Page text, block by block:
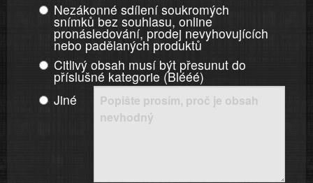
Nezákonné sdílení soukromých
snímků bez souhlasu, online
pronásledování, prodej nevyhovujících
nebo padělaných produktů
Citlivý obsah musí být přesunut do
příslušné kategorie (Blééé)
Jiné